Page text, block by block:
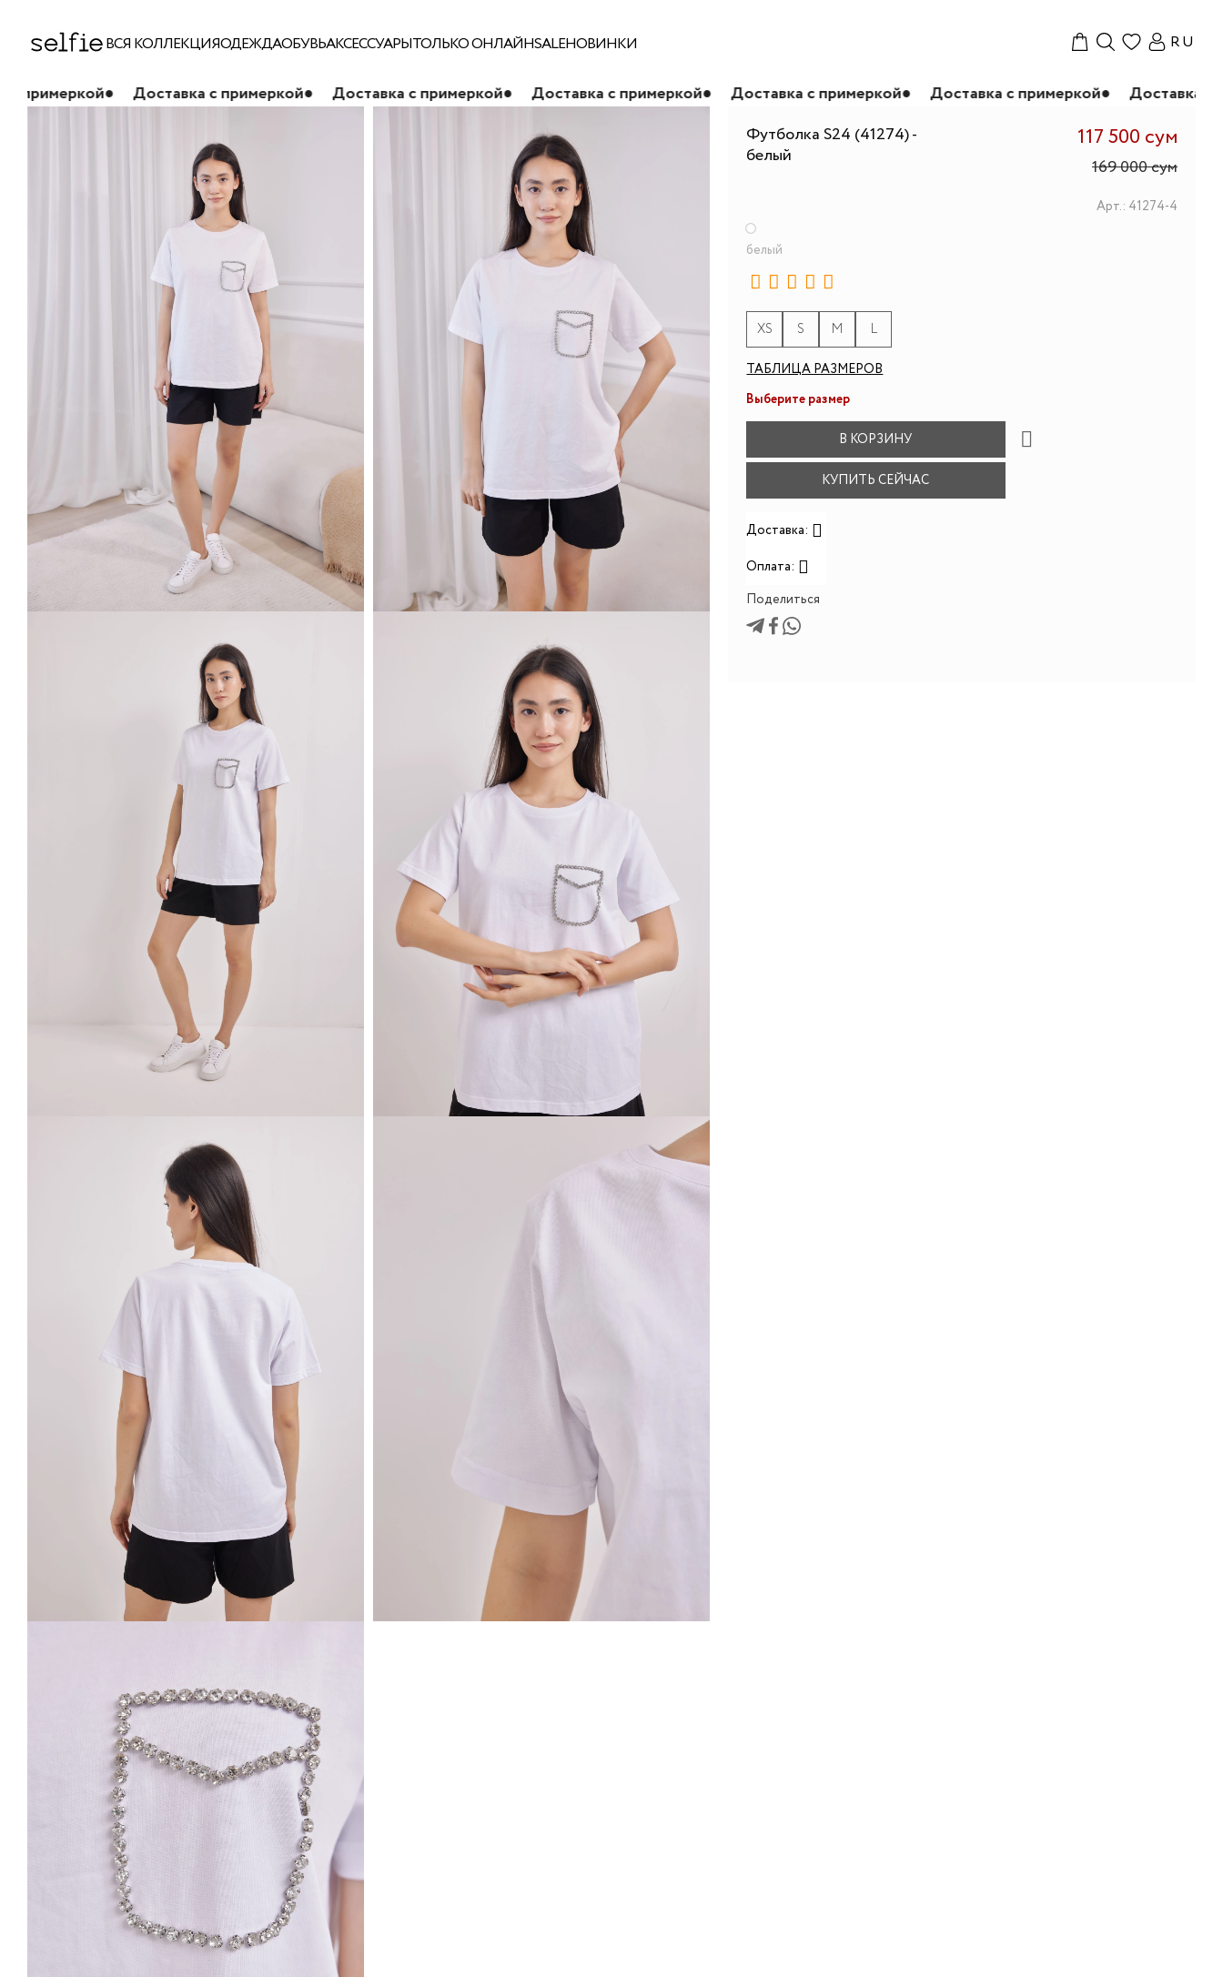
ВСЯ КОЛЛЕКЦИЯОДЕЖДАОБУВЬАКСЕССУАРЫТОЛЬКО ОНЛАЙНSALEНОВИНКИ RU
Доставка с примеркой● Доставка с примеркой● Доставка с примеркой● Доставка с примеркой● Доставка с примеркой● Доставка с примеркой
Футболка S24 (41274) -
белый
117 500 сум
169 000 сум
Арт.: 41274-4
белый
XS S M L
ТАБЛИЦА РАЗМЕРОВ
Выберите размер
В КОРЗИНУ
КУПИТЬ СЕЙЧАС
Доставка:
Оплата:
Поделиться